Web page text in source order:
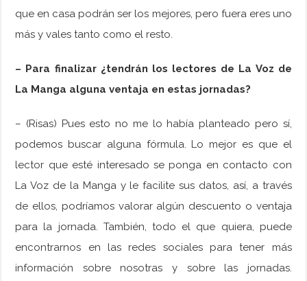
que en casa podrán ser los mejores, pero fuera eres uno
más y vales tanto como el resto.
– Para finalizar ¿tendrán los lectores de La Voz de
La Manga alguna ventaja en estas jornadas?
– (Risas) Pues esto no me lo había planteado pero sí,
podemos buscar alguna fórmula. Lo mejor es que el
lector que esté interesado se ponga en contacto con
La Voz de la Manga y le facilite sus datos, así, a través
de ellos, podríamos valorar algún descuento o ventaja
para la jornada. También, todo el que quiera, puede
encontrarnos en las redes sociales para tener más
información sobre nosotras y sobre las jornadas.